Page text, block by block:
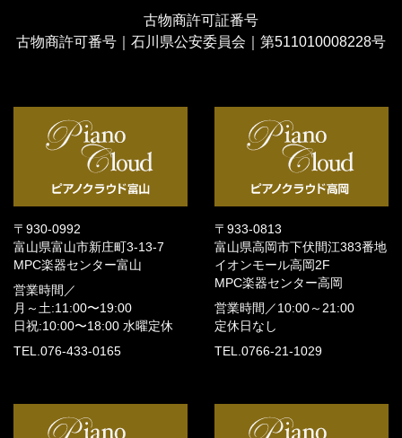
古物商許可証番号
古物商許可番号｜石川県公安委員会｜第511010008228号
〒930-0992
富山県富山市新庄町3-13-7
MPC楽器センター富山
営業時間／
月～土:11:00〜19:00
日祝:10:00〜18:00 水曜定休
TEL.076-433-0165
〒933-0813
富山県高岡市下伏間江383番地
イオンモール高岡2F
MPC楽器センター高岡
営業時間／ 10:00～21:00
定休日なし
TEL.0766-21-1029